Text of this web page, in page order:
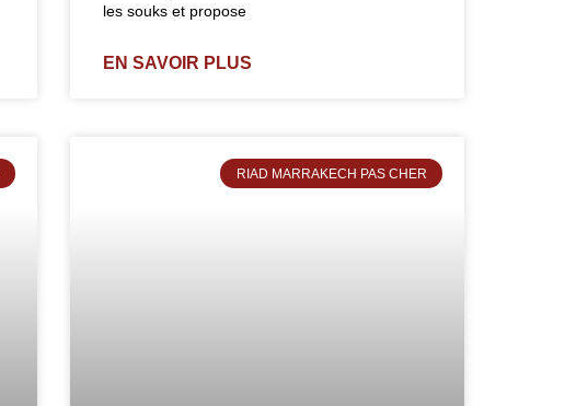
les souks et propose
EN SAVOIR PLUS
RIAD MARRAKECH PAS CHER